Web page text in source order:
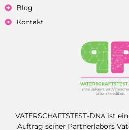
Blog
Kontakt
VATERSCHAFTSTEST-DNA ist
Auftrag seiner Partnerlabors